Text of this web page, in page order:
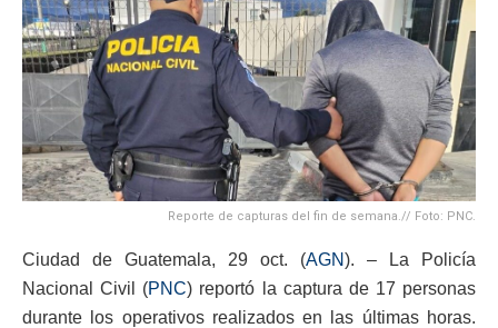
Reporte de capturas del fin de semana.// Foto: PNC.
Ciudad de Guatemala, 29 oct. (AGN). – La Policía
Nacional Civil (PNC) reportó la captura de 17 personas
durante los operativos realizados en las últimas horas.